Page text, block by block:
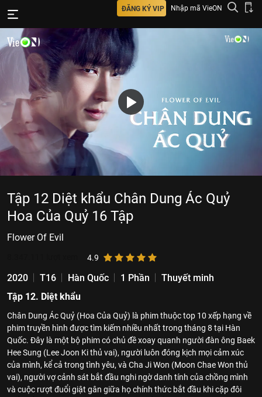
ĐĂNG KÝ VIP Nhập mã VieON
Tập 12 Diệt khẩu Chân Dung Ác Quỷ
Hoa Của Quỷ 16 Tập
Flower Of Evil
4.9
2020 T16 Hàn Quốc 1 Phần
Thuyết minh
Tập 12. Diệt khẩu
Chân Dung Ác Quỷ (Hoa Của Quỷ) là phim thuộc top 10 xếp hạng về
phim truyền hình được tìm kiếm nhiều nhất trong tháng 8 tại Hàn
Quốc. Đây là một bộ phim có chủ đề xoay quanh người đàn ông Baek
Hee Sung (Lee Joon Ki thủ vai), người luôn đóng kịch mọi cảm xúc
của mình, kể cả trong tình yêu, và Cha Ji Won (Moon Chae Won thủ
vai), người vợ cảnh sát bắt đầu nghi ngờ danh tính của chồng mình
và cuộc rượt đuổi giật gân giữa họ chính thức bắt đầu khi cặp đôi